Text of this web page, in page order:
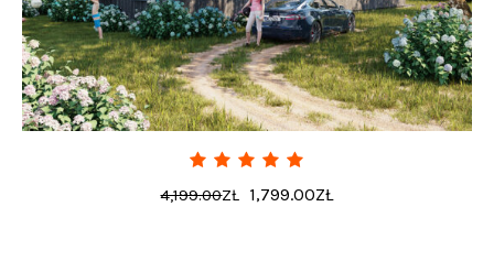
4,199.00ZŁ 1,799.00ZŁ